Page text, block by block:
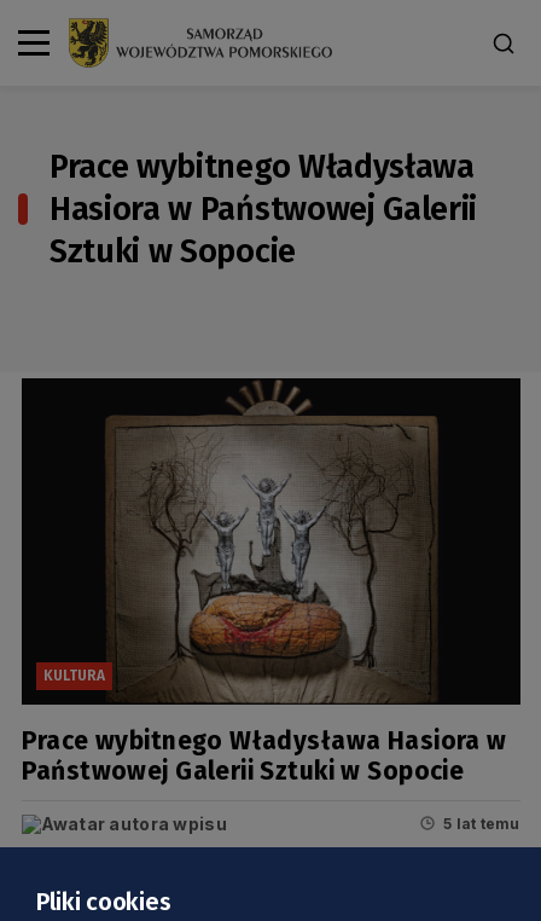
Prace wybitnego Władysława
Hasiora w Państwowej Galerii
Sztuki w Sopocie
KULTURA
Prace wybitnego Władysława Hasiora w
Państwowej Galerii Sztuki w Sopocie
5 lat temu
Pliki cookies